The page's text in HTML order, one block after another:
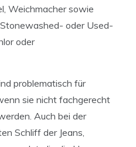
Weichmacher sowie
oder Used-
oder
problematisch für
sie nicht fachgerecht
Auch bei der
Schliff der Jeans,